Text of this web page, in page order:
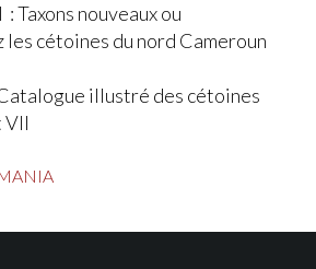
Taxons nouveaux ou
cétoines du nord Cameroun
illustré des cétoines
VII